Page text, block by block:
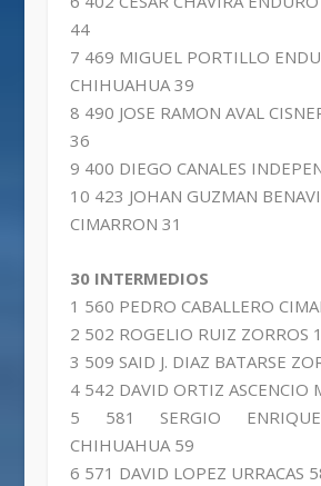
44
7 469 MIGUEL PORTILLO
CHIHUAHUA 39
8 490 JOSE RAMON AVAL
36
9 400 DIEGO CANALES
10 423 JOHAN GUZMAN
CIMARRON 31
30 INTERMEDIOS
1 560 PEDRO CABALLERO
2 502 ROGELIO RUIZ ZORROS
3 509 SAID J. DIAZ BATARSE
4 542 DAVID ORTIZ ASCENCIO
5 581 SERGIO
CHIHUAHUA 59
6 571 DAVID LOPEZ URRACAS